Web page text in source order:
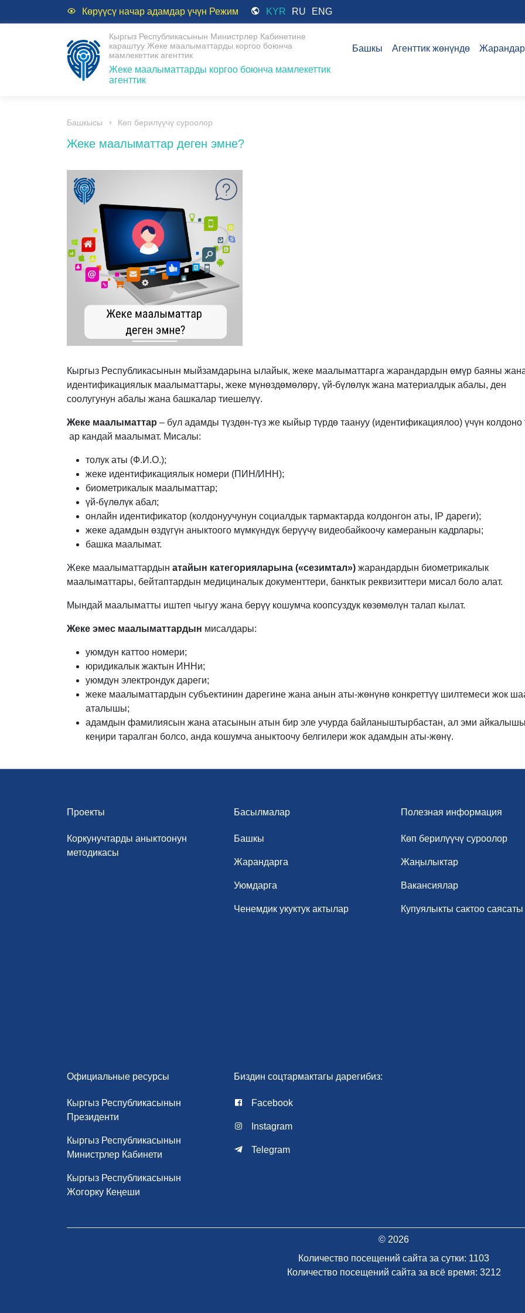
Көрүүсү начар адамдар үчүн Режим KYR RU ENG
Кыргыз Республикасынын Министрлер Кабинетине
караштуу Жеке маалыматтарды коргоо боюнча
мамлекеттик агенттик
Жеке маалыматтарды коргоо боюнча мамлекеттик
агенттик
Башкы Агенттик жөнүндө
Башкысы Көп берилүүчү суроолор
Жеке маалыматтар деген эмне?
Кыргыз Республикасынын мыйзамдарына ылайык, жеке маалыматтарга жарандардын өмүр баяны
идентификациялык маалыматтары, жеке мүнөздөмөлөрү, үй-бүлөлүк жана материалдык абалы, ден
соолугунун абалы жана башкалар тиешелүү.
Жеке маалыматтар – бул адамды түздөн-түз же кыйыр түрдө таануу (идентификациялоо) үчүн колдоно
ар кандай маалымат. Мисалы:
толук аты (Ф.И.О.);
жеке идентификациялык номери (ПИН/ИНН);
биометрикалык маалыматтар;
үй-бүлөлүк абал;
онлайн идентификатор (колдонуучунун социалдык тармактарда колдонгон аты, IP дареги);
жеке адамдын өздүгүн аныктоого мүмкүндүк берүүчү видеобайкоочу камеранын кадрлары;
башка маалымат.
Жеке маалыматтардын атайын категорияларына («сезимтал») жарандардын биометрикалык
маалыматтары, бейтаптардын медициналык документтери, банктык реквизиттери мисал боло алат.
Мындай маалыматты иштеп чыгуу жана берүү кошумча коопсуздук көзөмөлүн талап кылат.
Жеке эмес маалыматтардын мисалдары:
уюмдун каттоо номери;
юридикалык жактын ИННи;
уюмдун электрондук дареги;
жеке маалыматтардын субъектинин дарегине жана анын аты-жөнүнө конкреттүү шилтемеси жок
аталышы;
адамдын фамилиясын жана атасынын атын бир эле учурда байланыштырбастан, ал эми айкалышы
кеңири таралган болсо, анда кошумча аныктоочу белгилери жок адамдын аты-жөнү.
Проекты
Коркунучтарды аныктоонун
методикасы
Басылмалар
Башкы
Жарандарга
Уюмдарга
Ченемдик укуктук актылар
Полезная информация
Көп берилүүчү суроолор
Жаңылыктар
Вакансиялар
Купуялыкты сактоо саясаты
Официальные ресурсы
Кыргыз Республикасынын
Президенти
Кыргыз Республикасынын
Министрлер Кабинети
Кыргыз Республикасынын
Жогорку Кеңеши
Биздин соцтармактагы дарегибиз:
Facebook
Instagram
Telegram
© 2026
Количество посещений сайта за сутки: 1103
Количество посещений сайта за всё время: 3212